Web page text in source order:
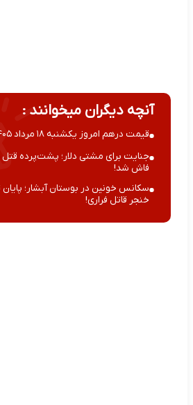
آنچه دیگران میخوانند :
قیمت درهم امروز یکشنبه ۱۸ مرداد ۱۴۰۵
جنایت برای مشتی دلار؛ پشت‌پرده
فاش شد!
سکانس خونین در بوستان آبشار؛ پایان
خنجر قاتل فراری!